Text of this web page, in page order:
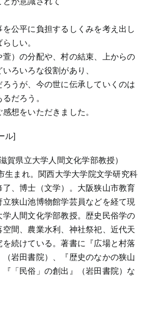
を公平に負担するしくみを考え出し
しい。
萱）の分配や、村の結束、上からの
ろいろな役割があり、
ろうが、今の世に伝承していくのは
だろう。
想をいただきました。
ル]
賀県立大学人間文化学部教授）
生まれ。関西大学大学院文学研究科
了、博士（文学）。大阪狭山市教育
狭山池博物館学芸員などを経て現
学人間文化学部教授。歴史民俗学の
空間、農業水利、神社祭祀、近代天
を続けている。著書に『広場と村落
（岩田書院）、『歴史のなかの狭山
「民俗」の創出』（岩田書院）な